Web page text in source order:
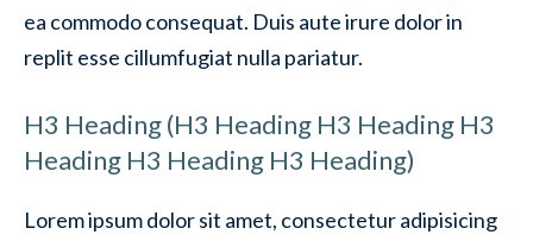
ea commodo consequat. Duis aute irure dolor in
replit esse cillumfugiat nulla pariatur.
H3 Heading (H3 Heading H3 Heading H3
Heading H3 Heading H3 Heading)
Lorem ipsum dolor sit amet, consectetur adipisicing